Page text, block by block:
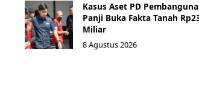
Kasus Aset PD
Panji Buka Fakta Tanah
Miliar
8 Agustus 2026